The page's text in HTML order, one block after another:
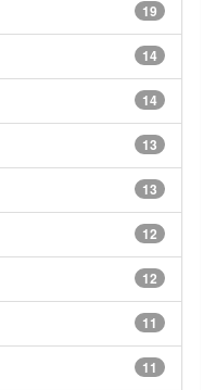
19
14
14
13
13
12
12
11
11